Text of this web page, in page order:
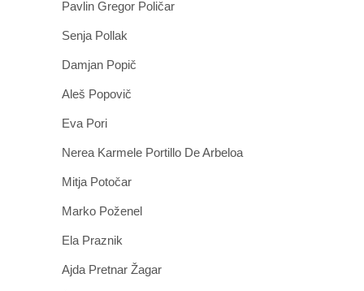
Pavlin Gregor Poličar
Senja Pollak
Damjan Popič
Aleš Popovič
Eva Pori
Nerea Karmele Portillo De Arbeloa
Mitja Potočar
Marko Poženel
Ela Praznik
Ajda Pretnar Žagar